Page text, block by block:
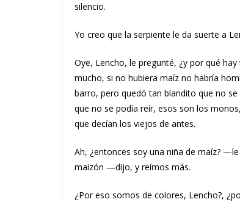
silencio.
Yo creo que la serpiente le da suerte a
Oye, Lencho, le pregunté, ¿y por qué
mucho, si no hubiera maíz no habría
barro, pero quedó tan blandito que no
que no se podía reír, esos son los
que decían los viejos de antes.
Ah, ¿entonces soy una niña de maíz?
maizón —dijo, y reímos más.
¿Por eso somos de colores, Lencho?,